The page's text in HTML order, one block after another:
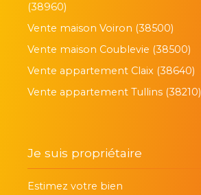
(38960)
Vente maison Voiron (38500)
Vente maison Coublevie (38500)
Vente appartement Claix (38640)
Vente appartement Tullins (38210)
Je suis propriétaire
Estimez votre bien